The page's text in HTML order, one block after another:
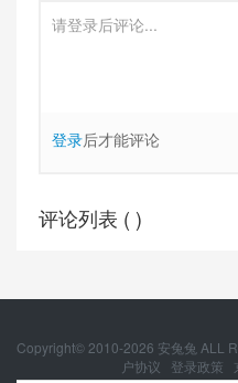
登录后才能评论
评论列表 ( )
Copyright© 2010-2026 安兔兔 ALL
户协议
登录政策